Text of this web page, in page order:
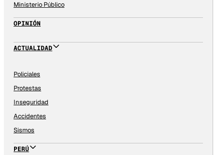
Ministerio Público
OPINIÓN
ACTUALIDAD
Policiales
Protestas
Inseguridad
Accidentes
Sismos
PERÚ